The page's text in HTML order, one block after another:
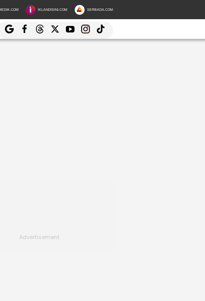
IKLANDISINI.COM SERBADA.COM